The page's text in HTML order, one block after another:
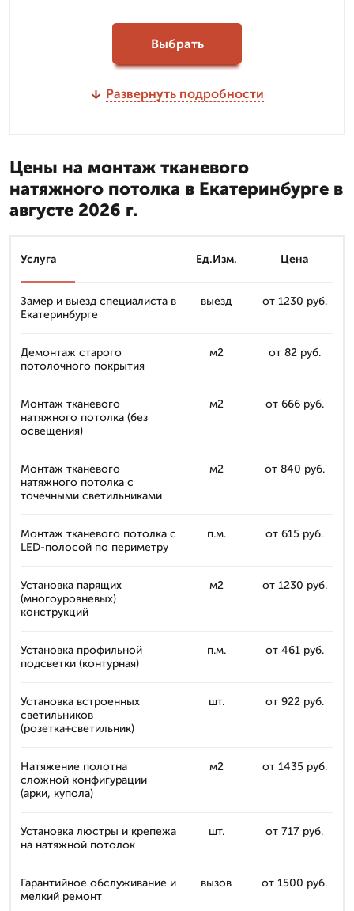
Выбрать
Развернуть подробности
Цены на монтаж тканевого
натяжного потолка в Екатеринбурге в
августе 2026 г.
Услуга Ед.Изм. Цена
Замер и выезд специалиста в
Екатеринбурге
выезд от 1230 руб.
Демонтаж старого
потолочного покрытия
м2 от 82 руб.
Монтаж тканевого
натяжного потолка (без
освещения)
м2 от 666 руб.
Монтаж тканевого
натяжного потолка с
точечными светильниками
м2 от 840 руб.
Монтаж тканевого потолка с
LED-полосой по периметру
п.м. от 615 руб.
Установка парящих
(многоуровневых)
конструкций
м2 от 1230 руб.
Установка профильной
подсветки (контурная)
п.м. от 461 руб.
Установка встроенных
светильников
(розетка+светильник)
шт. от 922 руб.
Натяжение полотна
сложной конфигурации
(арки, купола)
м2 от 1435 руб.
Установка люстры и крепежа
на натяжной потолок
шт. от 717 руб.
Гарантийное обслуживание и
мелкий ремонт
вызов от 1500 руб.